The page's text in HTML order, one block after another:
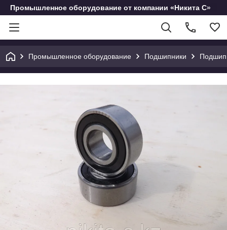
Промышленное оборудование от компании «Никита С»
Промышленное оборудование Подшипники